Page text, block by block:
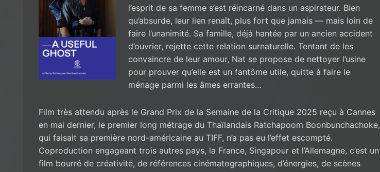
l’esprit de sa femme s’est réincarné dans un aspirateur. Bien
qu’absurde, leur lien renaît, plus fort que jamais — mais loin de
faire l’unanimité. Sa famille, déjà hantée par un ancien accident
d’ouvrier, rejette cette relation surnaturelle. Tentant de les
convaincre de leur amour, Nat se propose de nettoyer l’usine
pour prouver qu’elle est un fantôme utile, quitte à faire le
ménage parmi les âmes errantes…
Film très attendu après le Grand Prix de la Semaine de la Critique 2025 reçu à Cannes
en mai dernier, le premier long métrage du Thaïlandais Ratchapoom Boonbunchachoke,
qui faisait sa première nord-américaine au TIFF, n’a pas eu l’effet escompté.
Coproduction engageant trois autres pays, la France, Singapour et l’Allemagne, c’est un
film bourré de créativité, de références cinématographiques, d’énergies, de scènes